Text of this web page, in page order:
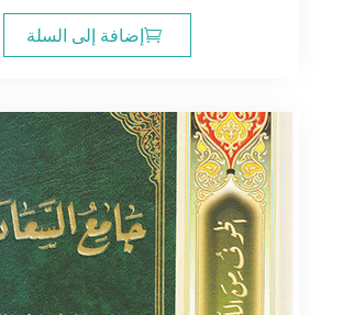
هو:
16.00$.
هو:
14.00$.
إضافة إلى السلة